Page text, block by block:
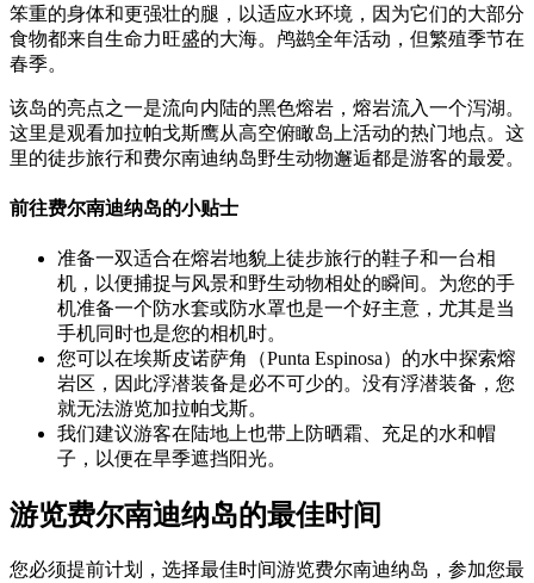
笨重的身体和更强壮的腿，以适应水环境，因为它们的大部分
食物都来自生命力旺盛的大海。鸬鹚全年活动，但繁殖季节在
春季。
该岛的亮点之一是流向内陆的黑色熔岩，熔岩流入一个泻湖。
这里是观看加拉帕戈斯鹰从高空俯瞰岛上活动的热门地点。这
里的徒步旅行和费尔南迪纳岛野生动物邂逅都是游客的最爱。
前往费尔南迪纳岛的小贴士
准备一双适合在熔岩地貌上徒步旅行的鞋子和一台相
机，以便捕捉与风景和野生动物相处的瞬间。为您的手
机准备一个防水套或防水罩也是一个好主意，尤其是当
手机同时也是您的相机时。
您可以在埃斯皮诺萨角（Punta Espinosa）的水中探索熔
岩区，因此浮潜装备是必不可少的。没有浮潜装备，您
就无法游览加拉帕戈斯。
我们建议游客在陆地上也带上防晒霜、充足的水和帽
子，以便在旱季遮挡阳光。
游览费尔南迪纳岛的最佳时间
您必须提前计划，选择最佳时间游览费尔南迪纳岛，参加您最